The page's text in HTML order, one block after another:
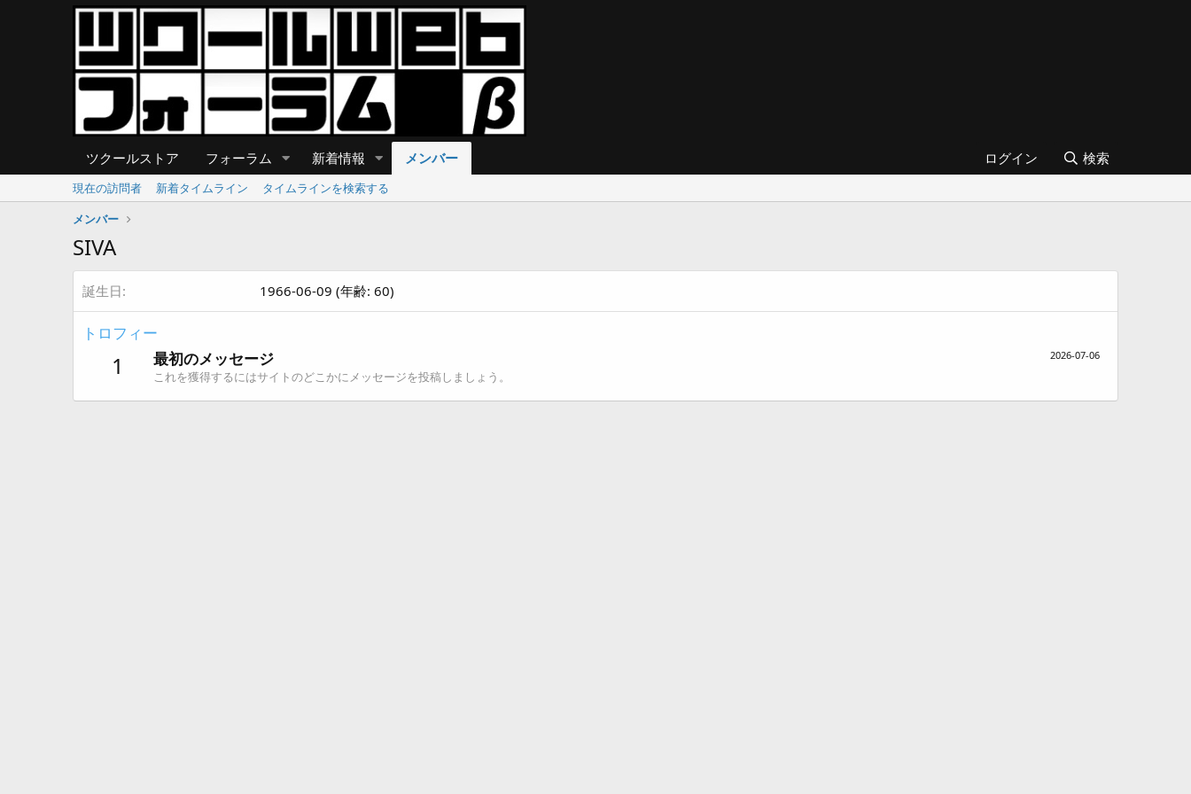
ツクールストア フォーラム 新着情報 メンバー ログイン 検索
現在の訪問者 新着タイムライン
タイムラインを検索する
メンバー
SIVA
誕生日 1966-06-09 (年齢: 60)
トロフィー
1 2026-07-06
最初のメッセージ
これを獲得するにはサイトのどこかにメッセージを投稿しましょう。